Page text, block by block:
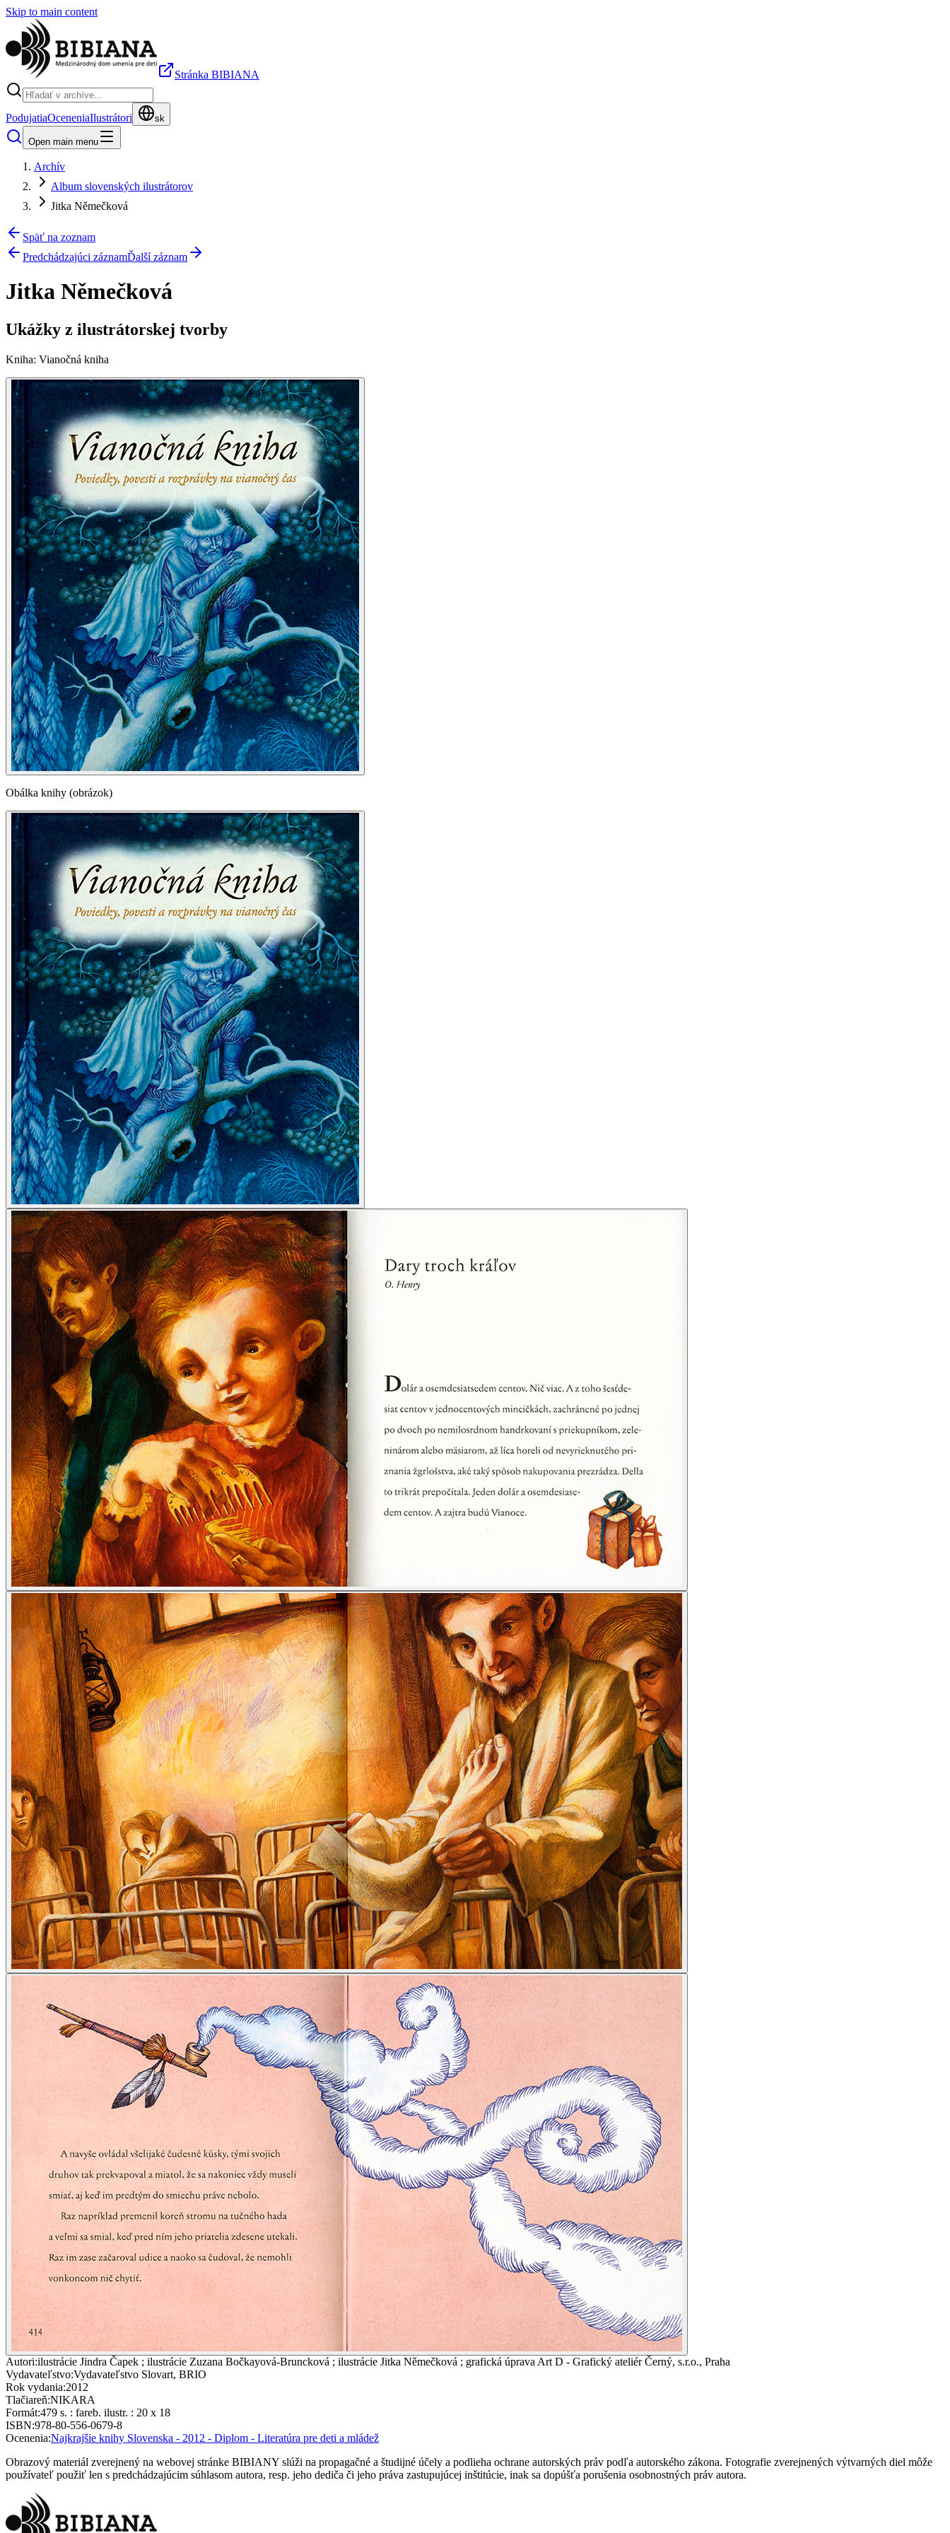
Skip to main content
Stránka BIBIANA
PodujatiaOceneniaIlustrátori sk
Open main menu
Archív
Album slovenských ilustrátorov
Jitka Němečková
Späť na zoznam
Predchádzajúci záznamĎalší záznam
Jitka Němečková
Ukážky z ilustrátorskej tvorby
Kniha: Vianočná kniha
Obálka knihy (obrázok)
Autori:ilustrácie Jindra Čapek ; ilustrácie Zuzana Bočkayová-Bruncková ; ilustrácie Jitka Němečková ; grafická úprava Art D - Grafický ateliér Černý, s.r.o., Praha
Vydavateľstvo:Vydavateľstvo Slovart, BRIO
Rok vydania:2012
Tlačiareň:NIKARA
Formát:479 s. : fareb. ilustr. : 20 x 18
ISBN:978-80-556-0679-8
Ocenenia:Najkrajšie knihy Slovenska - 2012 - Diplom - Literatúra pre deti a mládež
Obrazový materiál zverejnený na webovej stránke BIBIANY slúži na propagačné a študijné účely a podlieha ochrane autorských práv podľa autorského zákona. Fotografie zverejnených výtvarných diel môže
používateľ použiť len s predchádzajúcim súhlasom autora, resp. jeho dediča či jeho práva zastupujúcej inštitúcie, inak sa dopúšťa porušenia osobnostných práv autora.